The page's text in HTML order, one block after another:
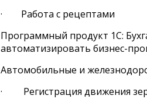
· Работа с рецептами
Программный продукт 1С:
автоматизировать бизнес-
Автомобильные и
· Регистрация движения